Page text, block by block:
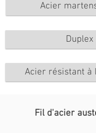
Acier
Duplex
Acier résistant à
Fil d'acier